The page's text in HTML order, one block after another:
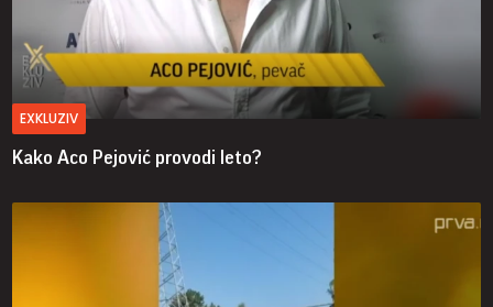
EXKLUZIV
Kako Aco Pejović provodi leto?